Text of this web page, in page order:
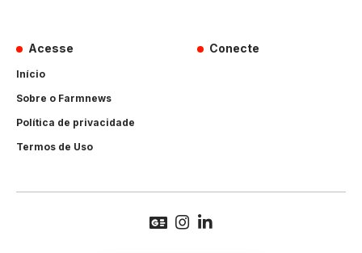
Acesse
Início
Sobre o Farmnews
Política de privacidade
Termos de Uso
Conecte